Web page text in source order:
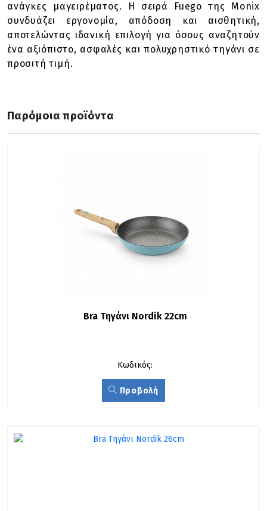
ανάγκες μαγειρέματος. Η σειρά Fuego της Monix
συνδυάζει εργονομία, απόδοση και αισθητική,
αποτελώντας ιδανική επιλογή για όσους αναζητούν
ένα αξιόπιστο, ασφαλές και πολυχρηστικό τηγάνι σε
προσιτή τιμή.
Παρόμοια προϊόντα
Bra Τηγάνι Nordik 22cm
Κωδικός:
Προβολή